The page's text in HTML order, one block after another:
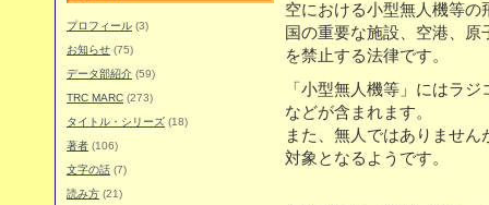
プロフィール (3)
お知らせ (75)
データ部紹介 (59)
TRC MARC (273)
タイトル・シリーズ (18)
著者 (106)
文字の話 (7)
読み方 (21)
空における小型無人機等
国の重要な施設、空港、
を禁止する法律です。
「小型無人機等」にはラ
などが含まれます。
また、無人ではありませ
対象となるようです。